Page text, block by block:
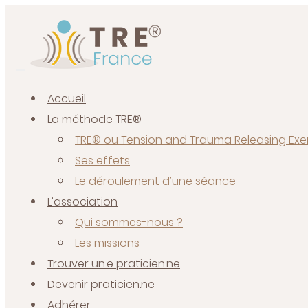
Accueil
La méthode TRE®
TRE® ou Tension and Trauma Releasing
Ses effets
Le déroulement d’une séance
L’association
Qui sommes-nous ?
Les missions
Trouver un.e praticien.ne
Devenir praticien.ne